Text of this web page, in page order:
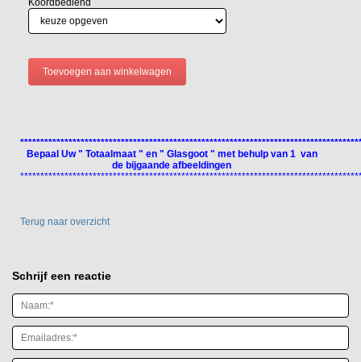
Koordbediend
Bepaal Uw " Totaalmaat " en " Glasgoot " met behulp van 1 van
de bijgaande afbeeldingen
Terug naar overzicht
Schrijf een reactie